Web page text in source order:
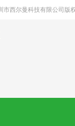
市西尔曼科技有限公司版